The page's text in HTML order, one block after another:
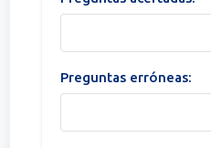
Preguntas erróneas: